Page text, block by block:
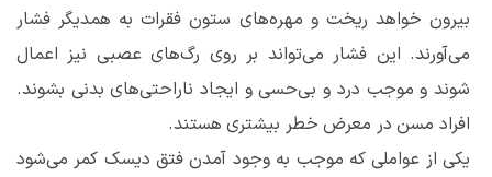
بیرون خواهد ریخت و مهره‌های ستون فقرات به همدیگر فشار
می‌آورند. این فشار می‌تواند بر روی رگ‌های عصبی نیز اعمال
شوند و موجب درد و بی‌حسی و ایجاد ناراحتی‌های بدنی بشوند.
افراد مسن در معرض خطر بیشتری هستند.
یکی از عواملی که موجب به وجود آمدن فتق دیسک کمر می‌شود